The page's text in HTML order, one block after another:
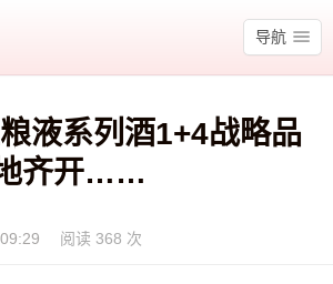
导航
液系列酒1+4战略品
齐开……
阅读 368 次